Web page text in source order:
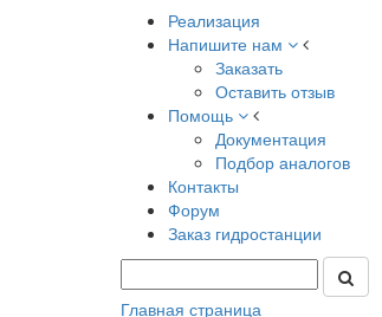
Реализация
Напишите нам
Заказать
Оставить отзыв
Помощь
Документация
Подбор аналогов
Контакты
Форум
Заказ гидростанции
Главная страница